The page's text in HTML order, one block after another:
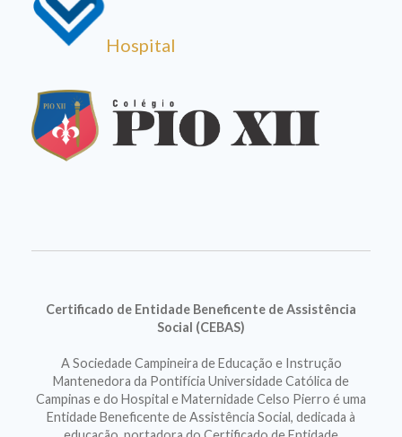
Hospital
Certificado de Entidade Beneficente de Assistência
Social (CEBAS)
A Sociedade Campineira de Educação e Instrução
Mantenedora da Pontifícia Universidade Católica de
Campinas e do Hospital e Maternidade Celso Pierro é uma
Entidade Beneficente de Assistência Social, dedicada à